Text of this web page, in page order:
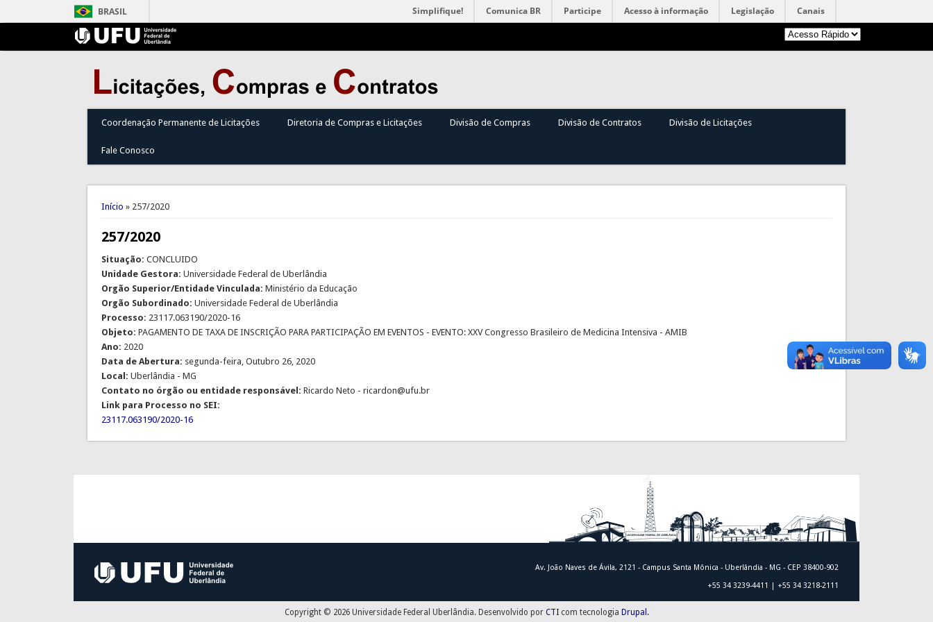
BRASIL Simplifique! Comunica BR Participe Acesso à informação Legislação Canais
Coordenação Permanente de Licitações Diretoria de Compras e Licitações Divisão de Compras Divisão de Contratos Divisão de Licitações
Fale Conosco
Você está aqui
Início » 257/2020
257/2020
Situação: CONCLUIDO
Unidade Gestora: Universidade Federal de Uberlândia
Orgão Superior/Entidade Vinculada: Ministério da Educação
Orgão Subordinado: Universidade Federal de Uberlândia
Processo: 23117.063190/2020-16
Objeto: PAGAMENTO DE TAXA DE INSCRIÇÃO PARA PARTICIPAÇÃO EM EVENTOS - EVENTO: XXV Congresso Brasileiro de Medicina Intensiva - AMIB
Ano: 2020
Data de Abertura: segunda-feira, Outubro 26, 2020
Local: Uberlândia - MG
Contato no órgão ou entidade responsável: Ricardo Neto - ricardon@ufu.br
Link para Processo no SEI:
23117.063190/2020-16
Av. João Naves de Ávila, 2121 - Campus Santa Mônica - Uberlândia - MG - CEP 38400-902
+55 34 3239-4411 | +55 34 3218-2111
Copyright © 2026 Universidade Federal Uberlândia. Desenvolvido por CTIcom tecnologia Drupal.